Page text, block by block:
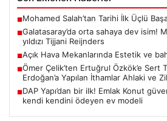
■Mohamed Salah’tan Tarihi İlk Üçlü
■Galatasaray’da orta sahaya dev isim!
yıldızı Tijjani Reijnders
■Açık Hava Mekanlarında Estetik ve
■Ömer Çelik’ten Ertuğrul Özkök’e Sert
Erdoğan’a Yapılan İthamlar Ahlaki ve
■DAP Yapı’dan bir ilk! Emlak Konut
kendi kendini ödeyen ev modeli